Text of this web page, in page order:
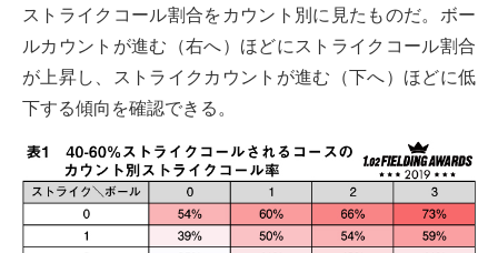
ストライクコール割合をカウント別に見たものだ。ボー
ルカウントが進む（右へ）ほどにストライクコール割合
が上昇し、ストライクカウントが進む（下へ）ほどに低
下する傾向を確認できる。